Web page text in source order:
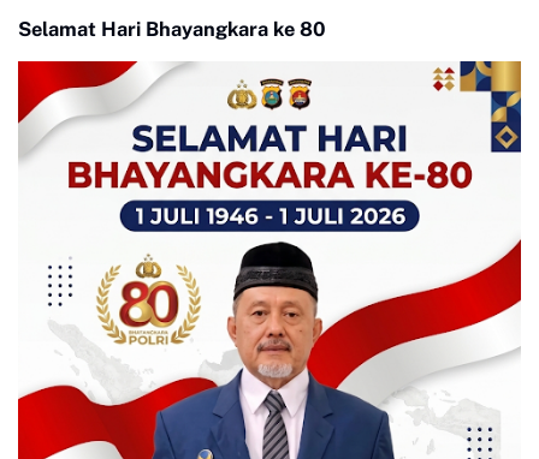
Selamat Hari Bhayangkara ke 80